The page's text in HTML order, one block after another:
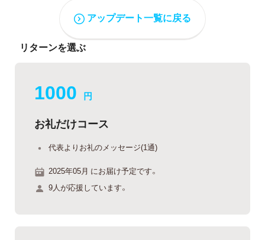
アップデート一覧に戻る
リターンを選ぶ
1000 円
お礼だけコース
代表よりお礼のメッセージ(1通)
2025年05月 にお届け予定です。
9人が応援しています。